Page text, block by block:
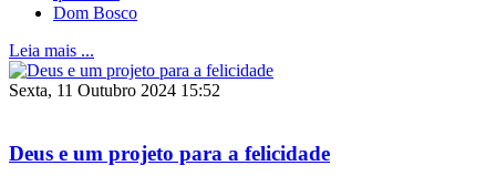
Dom Bosco
Leia mais ...
Sexta, 11 Outubro 2024 15:52
Deus e um projeto para a felicidade